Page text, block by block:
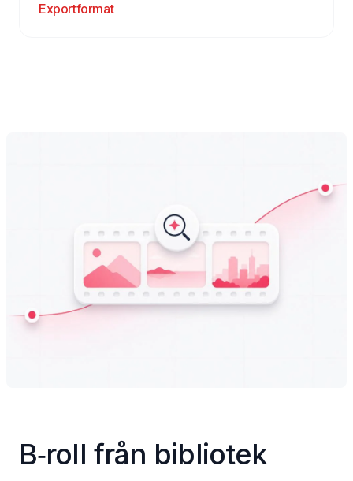
Exportformat
B‑roll från bibliotek